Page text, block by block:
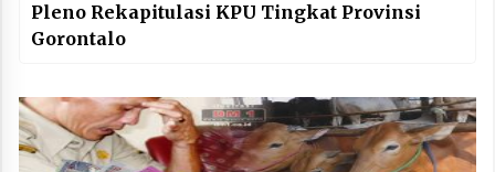
Pleno Rekapitulasi KPU Tingkat Provinsi
Gorontalo